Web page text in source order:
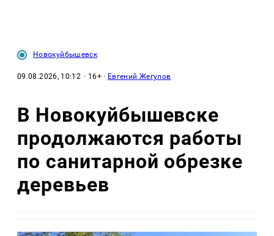
Новокуйбышевск
09.08.2026, 10:12 · 16+ · Евгений Жегулов
В Новокуйбышевске
продолжаются работы
по санитарной обрезке
деревьев